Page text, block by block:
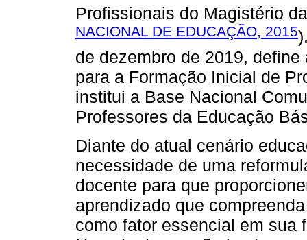
Profissionais do Magistério
NACIONAL DE EDUCAÇÃO, 2015
de dezembro de 2019,
para a Formação Inicial de
institui a Base Nacional
Professores da Educação
Diante do atual cenário
necessidade de uma
docente para que
aprendizado que
como fator essencial em sua